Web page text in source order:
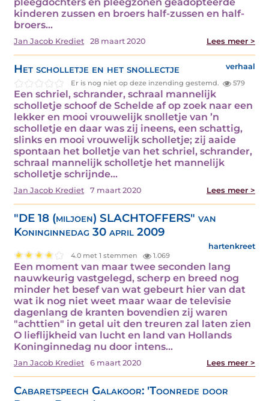
kinderen zussen en broers half-zussen en half-
broers…
Jan Jacob Krediet 28 maart 2020 Lees meer >
Het scholletje en het snollectje verhaal
Er is nog niet op deze inzending gestemd. 579
Een schriel, schrander, schraal mannelijk
scholletje schoof de Schelde af op zoek naar een
lekker en mooi vrouwelijk snolletje van ’n
scholletje en daar was zij ineens, een schattig,
slinks en mooi vrouwelijk scholletje; zij aaide
spontaan het bolletje van het schriel, schrander,
schraal mannelijk scholletje het mannelijk
scholletje schrijnde…
Jan Jacob Krediet 7 maart 2020 Lees meer >
"DE 18 (miljoen) SLACHTOFFERS" van
Koninginnedag 30 april 2009
hartenkreet
4.0 met 1 stemmen 1.069
Een moment van maar twee seconden lang
nauwkeurig vastgelegd, scherp en breed nog
minder het besef van wat gebeurt hier van dat
wat ik nog niet weet maar waar de televisie
dagenlang de kranten bovendien zij waren
"achttien" in getal uit den treuren zal laten zien
O lieflijkheid van lucht en land van Hollands
Koninginnedag nu door intens…
Jan Jacob Krediet 6 maart 2020 Lees meer >
Cabaretspeech Galakoor: 'Toonrede door